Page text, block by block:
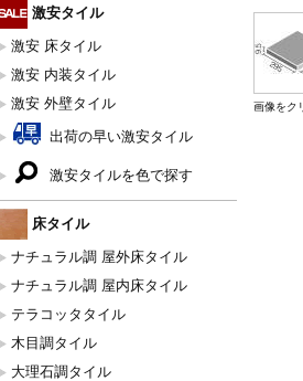
激安タイル
激安 床タイル
激安 内装タイル
激安 外壁タイル
出荷の早い激安タイル
激安タイルを色で探す
床タイル
ナチュラル調 屋外床タイル
ナチュラル調 屋内床タイル
テラコッタタイル
木目調タイル
大理石調タイル
画像をク